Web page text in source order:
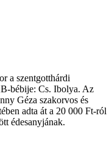
a szentgotthárdi
bébije: Cs. Ibolya. Az
Géza szakorvos és
adta át a 20 000 Ft-ról
édesanyjának.